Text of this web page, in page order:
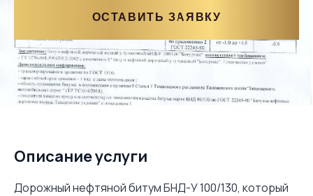
ОСТАВИТЬ ЗАЯВКУ
Описание услуги
Дорожный нефтяной битум БНД-У 100/130, который